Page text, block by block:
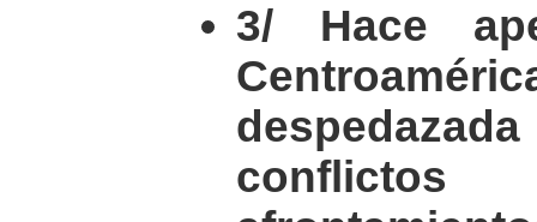
3/ Hace